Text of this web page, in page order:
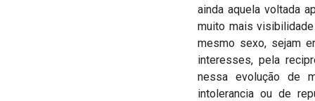
ainda aquela voltada
muito mais
mesmo sexo, sejam
interesses, pela
nessa evolução de
intolerancia ou de